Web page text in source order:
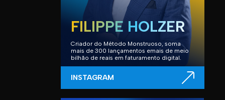
FILIPPE HOLZER
Criador do Método Monstruoso, soma
mais de 300 lançamentos emais de meio
bilhão de reais em faturamento digital.
INSTAGRAM